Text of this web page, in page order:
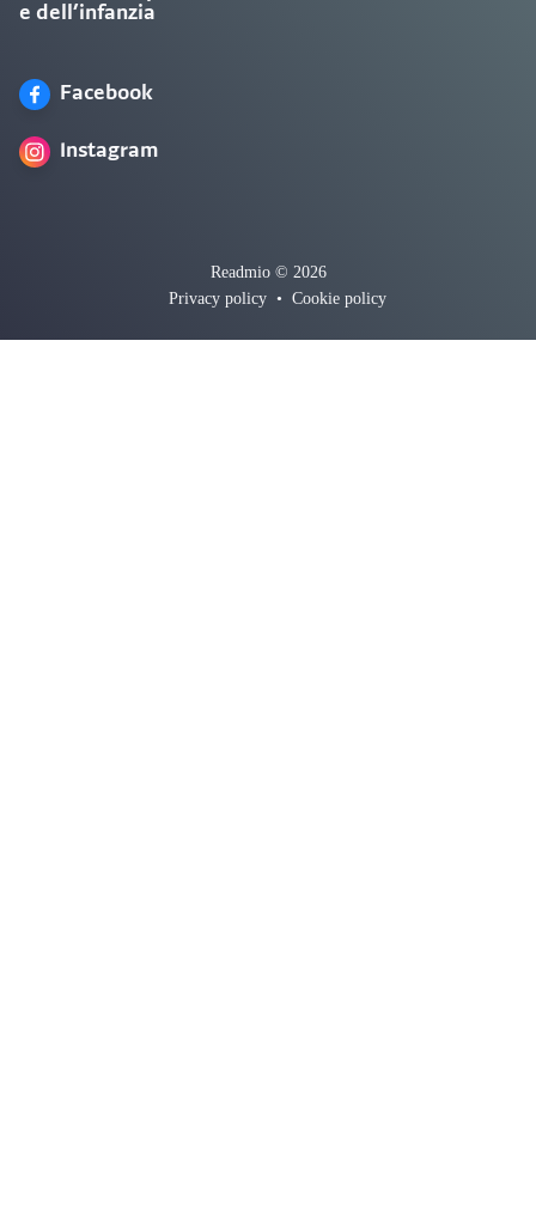
e dell’infanzia
Facebook
Instagram
Readmio © 2026
Privacy policy • Cookie policy